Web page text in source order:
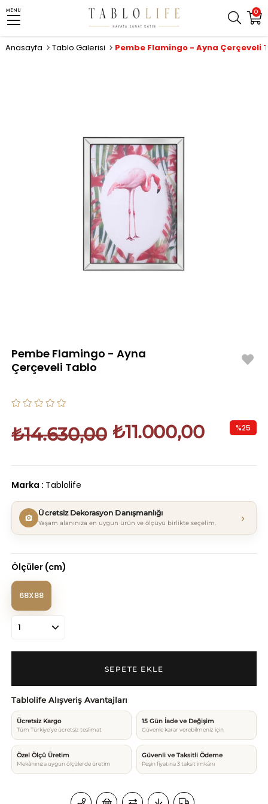
0
MENU
Anasayfa Tablo Galerisi Pembe Flamingo - Ayna Çerçeveli
Pembe Flamingo - Ayna
Çerçeveli Tablo
₺14.630,00 ₺11.000,00 %25
Marka : Tablolife
Ücretsiz Dekorasyon Danışmanlığı
Yaşam alanınıza en uygun ürün ve ölçüyü birlikte seçelim. ›
Ölçüler (cm)
68X88
Tablolife Alışveriş Avantajları
Ücretsiz Kargo
Tüm Türkiye’ye ücretsiz teslimat
15 Gün İade ve Değişim
Güvenle karar verebilmeniz için
Özel Ölçü Üretim
Mekânınıza uygun ölçülerde üretim
Güvenli ve Taksitli Ödeme
Peşin fiyatına 3 taksit imkânı